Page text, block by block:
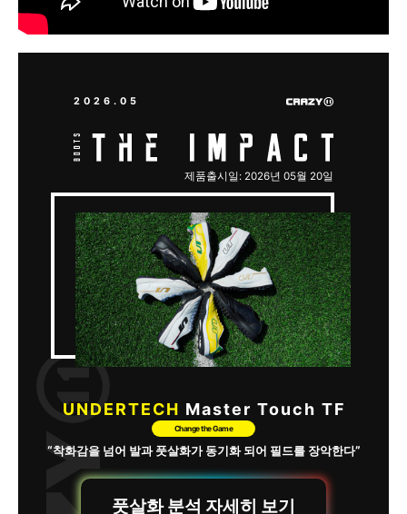
2026.05
제품출시일: 2026년 05월 20일
UNDERTECH Master Touch TF
Change the Game
“착화감을 넘어 발과 풋살화가 동기화 되어 필드를 장악한다”
풋살화 분석 자세히 보기